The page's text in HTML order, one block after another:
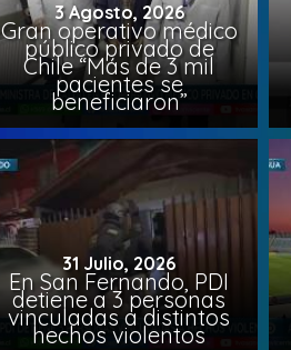
3 Agosto, 2026
Gran operativo médico
público privado de
Chile “Más de 3 mil
pacientes se
beneficiaron”
31 Julio, 2026
En San Fernando, PDI
detiene a 3 personas
vinculadas a distintos
hechos violentos